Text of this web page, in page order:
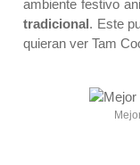
ambiente festivo
tradicional. Este
quieran ver Tam